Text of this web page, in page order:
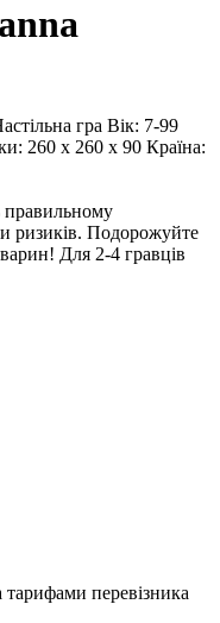
гра Вік: 7-99
260 x 260 x 90 Країна:
правильному
ризиків. Подорожуйте
Для 2-4 гравців
перевізника